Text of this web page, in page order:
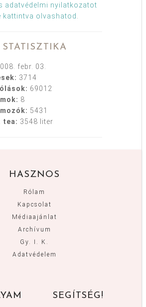
adatvédelmi nyilatkozatot
kattintva olvashatod
STATISZTIKA
febr. 03.
3714
69012
8
5431
tea: 3548 liter
HASZNOS
Rólam
Kapcsolat
Médiaajánlat
Archívum
Gy. I. K.
Adatvédelem
SEGÍTSÉG!